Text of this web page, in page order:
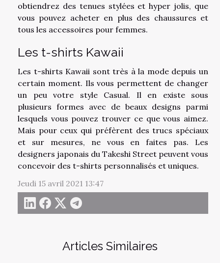
Articles Similaires
obtiendrez des tenues stylées et hyper jolis, que
vous pouvez acheter en plus des chaussures et
tous les accessoires pour femmes.
Les t-shirts Kawaii
Les t-shirts Kawaii sont très à la mode depuis un
certain moment. Ils vous permettent de changer
un peu votre style Casual. Il en existe sous
plusieurs formes avec de beaux designs parmi
lesquels vous pouvez trouver ce que vous aimez.
Mais pour ceux qui préfèrent des trucs spéciaux
et sur mesures, ne vous en faites pas. Les
designers japonais du Takeshi Street peuvent vous
concevoir des t-shirts personnalisés et uniques.
Jeudi 15 avril 2021 13:47